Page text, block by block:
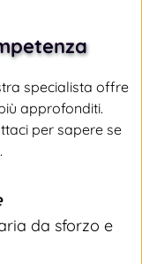
specialista offre
approfonditi.
per sapere se
da sforzo e